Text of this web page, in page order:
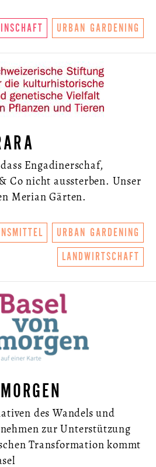
URBAN GARDENING
Engadinerschaf,
Co nicht aussterben. Unser
Merian Gärten.
URBAN GARDENING
LANDWIRTSCHAFT
des Wandels und
zur Unterstützung
Transformation kommt